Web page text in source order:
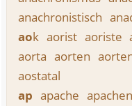
anachronistisch
aok aorist aoriste
aorta aorten
aostatal
ap apache apachen